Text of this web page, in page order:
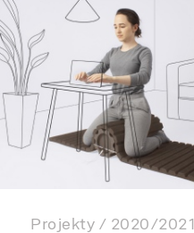
Projekty 2020/2021